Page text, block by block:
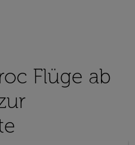
Flüge ab